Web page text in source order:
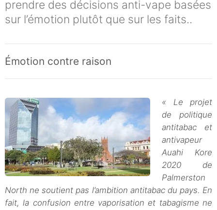
prendre des décisions anti-vape basées
sur l’émotion plutôt que sur les faits..
Émotion contre raison
« Le projet
de politique
antitabac et
antivapeur
Auahi Kore
2020 de
Palmerston
North ne soutient pas l’ambition antitabac du pays. En
fait, la confusion entre vaporisation et tabagisme ne